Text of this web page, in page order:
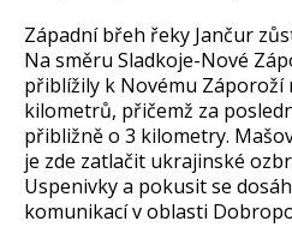
Západní břeh řeky Jančur
Na směru Sladkoje-Nové
přiblížily k Novému Záporoží
kilometrů, přičemž za
přibližně o 3 kilometry.
je zde zatlačit ukrajinské
Uspenivky a pokusit se
komunikací v oblasti